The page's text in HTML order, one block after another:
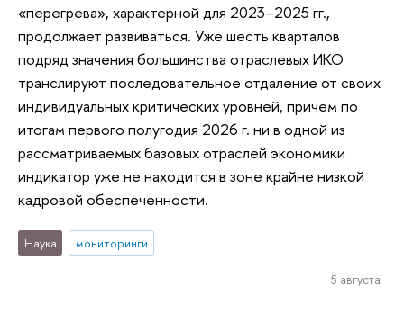
«перегрева», характерной для 2023–2025 гг.,
продолжает развиваться. Уже шесть кварталов
подряд значения большинства отраслевых ИКО
транслируют последовательное отдаление от своих
индивидуальных критических уровней, причем по
итогам первого полугодия 2026 г. ни в одной из
рассматриваемых базовых отраслей экономики
индикатор уже не находится в зоне крайне низкой
кадровой обеспеченности.
Наука мониторинги
5 августа